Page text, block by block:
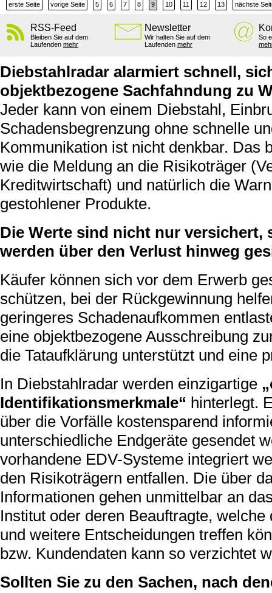
erste Seite vorige Seite 5 6 7 8 9 10 11 12 13 nächste
RSS-Feed
Bleiben Sie auf dem
Laufenden mehr
Newsletter
Wir halten Sie auf dem
Laufenden mehr
So
Diebstahlradar alarmiert schnell,
objektbezogene Sachfahndung zu
Jeder kann von einem Diebstahl,
Schadensbegrenzung ohne schnelle
Kommunikation ist nicht denkbar. Das
wie die Meldung an die Risikoträger
Kreditwirtschaft) und natürlich die
gestohlener Produkte.
Die Werte sind nicht nur
werden über den Verlust hinweg
Käufer können sich vor dem Erwerb
schützen, bei der Rückgewinnung
geringeres Schadenaufkommen
eine objektbezogene Ausschreibung
die Tataufklärung unterstützt und eine
In Diebstahlradar werden einzigartige
Identifikationsmerkmale“ hinterlegt.
über die Vorfälle kostensparend
unterschiedliche Endgeräte gesendet
vorhandene EDV-Systeme integriert
den Risikoträgern entfallen. Die über
Informationen gehen unmittelbar an
Institut oder deren Beauftragte,
und weitere Entscheidungen treffen
bzw. Kundendaten kann so verzichtet
Sollten Sie zu den Sachen, nach